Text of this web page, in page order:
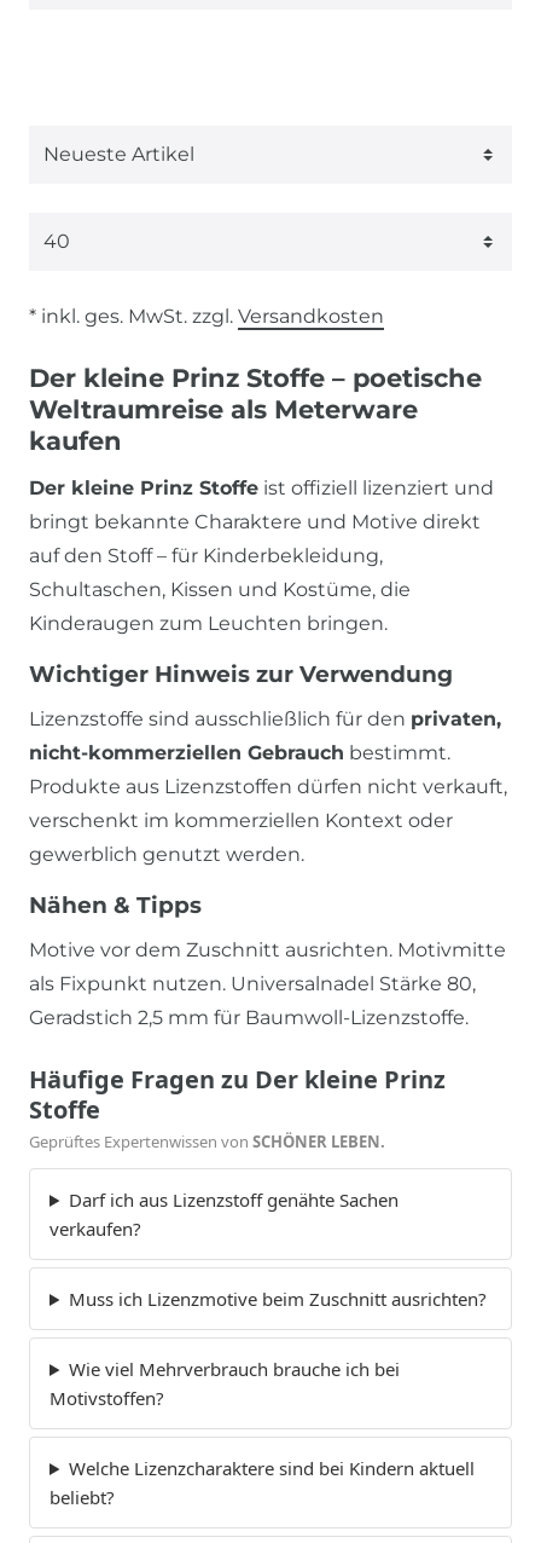
* inkl. ges. MwSt. zzgl. Versandkosten
Der kleine Prinz Stoffe – poetische
Weltraumreise als Meterware
kaufen
Der kleine Prinz Stoffe ist offiziell lizenziert und
bringt bekannte Charaktere und Motive direkt
auf den Stoff – für Kinderbekleidung,
Schultaschen, Kissen und Kostüme, die
Kinderaugen zum Leuchten bringen.
Wichtiger Hinweis zur Verwendung
Lizenzstoffe sind ausschließlich für den privaten,
nicht-kommerziellen Gebrauch bestimmt.
Produkte aus Lizenzstoffen dürfen nicht verkauft,
verschenkt im kommerziellen Kontext oder
gewerblich genutzt werden.
Nähen & Tipps
Motive vor dem Zuschnitt ausrichten. Motivmitte
als Fixpunkt nutzen. Universalnadel Stärke 80,
Geradstich 2,5 mm für Baumwoll-Lizenzstoffe.
Häufige Fragen zu Der kleine Prinz
Stoffe
Geprüftes Expertenwissen von SCHÖNER LEBEN.
Darf ich aus Lizenzstoff genähte Sachen
verkaufen?
Muss ich Lizenzmotive beim Zuschnitt ausrichten?
Wie viel Mehrverbrauch brauche ich bei
Motivstoffen?
Welche Lizenzcharaktere sind bei Kindern aktuell
beliebt?